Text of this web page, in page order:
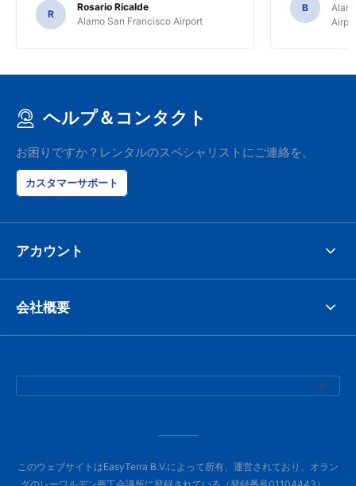
R
Rosario Ricalde
Alamo San Francisco Airport
B
ヘルプ＆コンタクト
お困りですか？レンタルのスペシャリストにご連絡を。
カスタマーサポート
アカウント
会社概要
このウェブサイトはEasyTerra B.V.によって所有、運営されており、オラン